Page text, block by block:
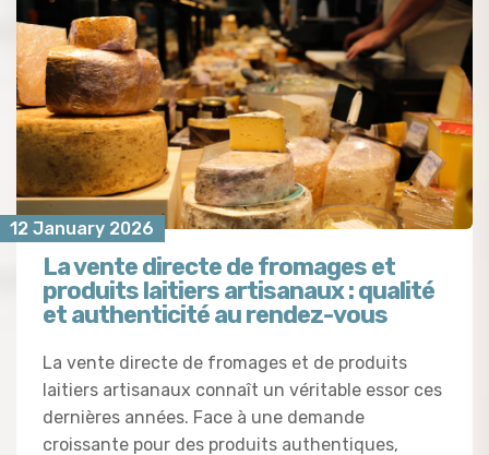
12 January 2026
La vente directe de fromages et
produits laitiers artisanaux : qualité
et authenticité au rendez-vous
La vente directe de fromages et de produits
laitiers artisanaux connaît un véritable essor ces
dernières années. Face à une demande
croissante pour des produits authentiques,